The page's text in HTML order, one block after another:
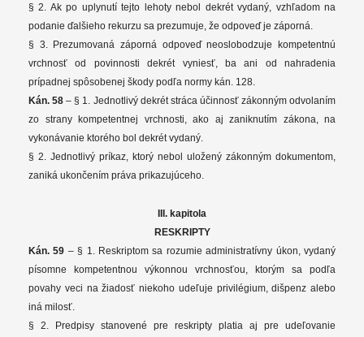
§ 2. Ak po uplynutí tejto lehoty nebol dekrét vydaný, vzhľadom na
podanie ďalšieho rekurzu sa prezumuje, že odpoveď je záporná.
§ 3. Prezumovaná záporná odpoveď neoslobodzuje kompetentnú
vrchnosť od povinnosti dekrét vyniesť, ba ani od nahradenia
prípadnej spôsobenej škody podľa normy kán. 128.
Kán. 58 – § 1. Jednotlivý dekrét stráca účinnosť zákonným odvolaním
zo strany kompetentnej vrchnosti, ako aj zaniknutím zákona, na
vykonávanie ktorého bol dekrét vydaný.
§ 2. Jednotlivý príkaz, ktorý nebol uložený zákonným dokumentom,
zaniká ukončením práva prikazujúceho.
III. kapitola
RESKRIPTY
Kán. 59 – § 1. Reskriptom sa rozumie administratívny úkon, vydaný
písomne kompetentnou výkonnou vrchnosťou, ktorým sa podľa
povahy veci na žiadosť niekoho udeľuje privilégium, dišpenz alebo
iná milosť.
§ 2. Predpisy stanovené pre reskripty platia aj pre udeľovanie